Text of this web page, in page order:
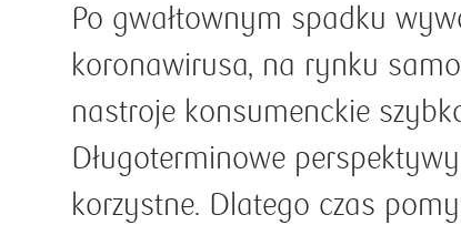
Po gwałtownym spadku
koronawirusa, na rynku
nastroje konsumenckie
Długoterminowe
korzystne. Dlatego czas